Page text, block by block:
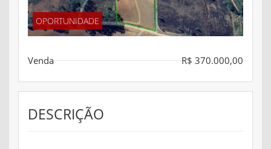
OPORTUNIDADE
Venda R$ 370.000,00
DESCRIÇÃO